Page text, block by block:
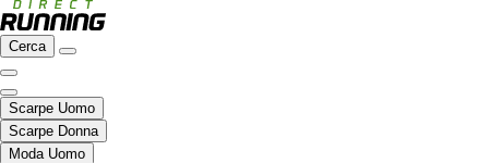
Cerca
Scarpe Uomo
Scarpe Donna
Moda Uomo